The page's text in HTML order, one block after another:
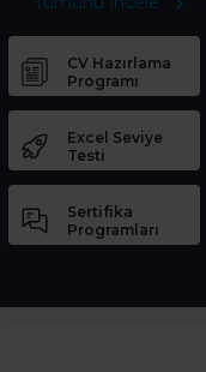
CV Hazırlama
Programı
Excel Seviye
Testi
Sertifika
Programları